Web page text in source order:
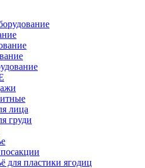
лица
груди
для пластики ягодиц